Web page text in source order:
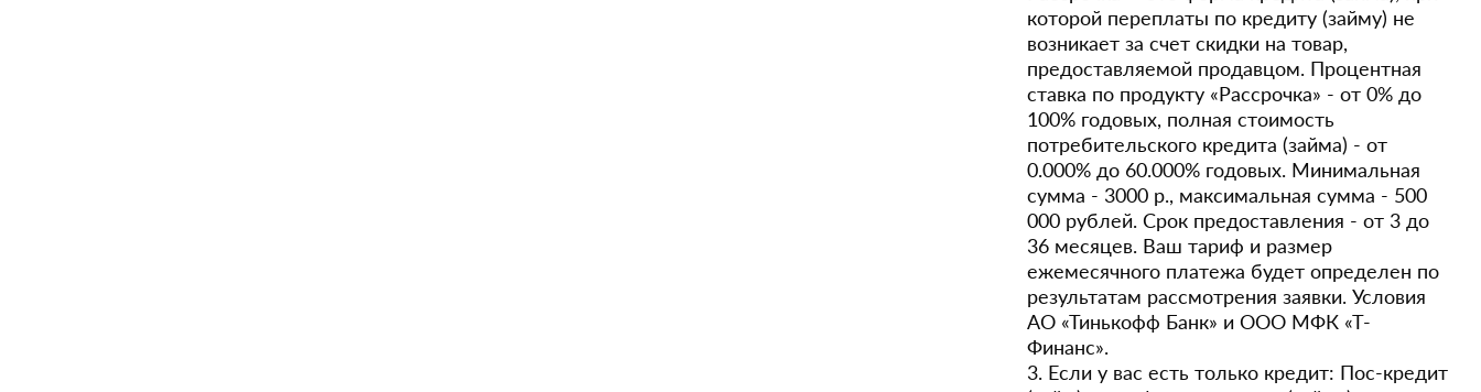
которой переплаты по кредиту (займу) не
возникает за счет скидки на товар,
предоставляемой продавцом. Процентная
ставка по продукту «Рассрочка» - от 0% до
100% годовых, полная стоимость
потребительского кредита (займа) - от
0.000% до 60.000% годовых. Минимальная
сумма - 3000 р., максимальная сумма - 500
000 рублей. Срок предоставления - от 3 до
36 месяцев. Ваш тариф и размер
ежемесячного платежа будет определен по
результатам рассмотрения заявки. Условия
АО «Тинькофф Банк» и ООО МФК «Т-
Финанс».
3. Если у вас есть только кредит: Пос-кредит